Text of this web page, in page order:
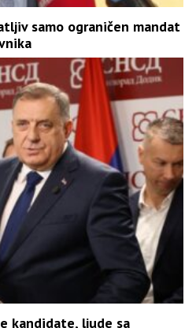
samo ograničen mandat
kandidate, ljude sa